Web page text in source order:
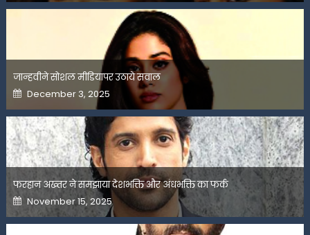
जान्हवीने सोशल मीडियापर उठाये सवाल
Posted
on
December 3, 2025
फरहान अख्तर ने समझाया देशभक्ति और अंधभक्ति का फर्क
Posted
on
November 15, 2025